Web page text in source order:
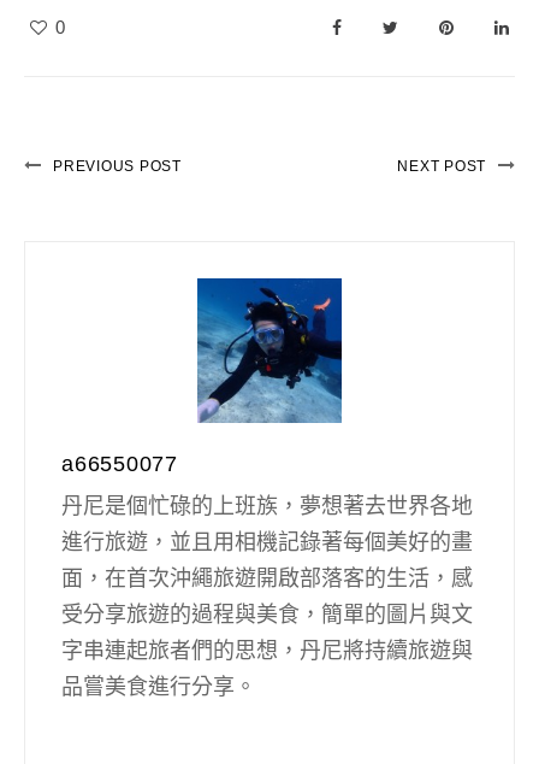
0
PREVIOUS POST NEXT POST
a66550077
丹尼是個忙碌的上班族，夢想著去世界各地
進行旅遊，並且用相機記錄著每個美好的畫
面，在首次沖繩旅遊開啟部落客的生活，感
受分享旅遊的過程與美食，簡單的圖片與文
字串連起旅者們的思想，丹尼將持續旅遊與
品嘗美食進行分享。